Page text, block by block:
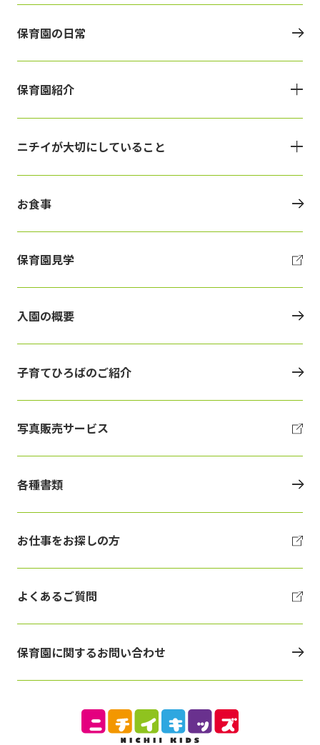
保育園の日常
保育園紹介
ニチイが大切にしていること
お食事
保育園見学
入園の概要
子育てひろばのご紹介
写真販売サービス
各種書類
お仕事をお探しの方
よくあるご質問
保育園に関するお問い合わせ